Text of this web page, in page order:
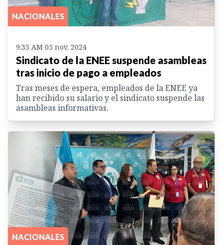
NACIONALES
9:35 AM 05 nov. 2024
Sindicato de la ENEE suspende asambleas
tras inicio de pago a empleados
Tras meses de espera, empleados de la ENEE ya
han recibido su salario y el sindicato suspende las
asambleas informativas.
NACIONALES